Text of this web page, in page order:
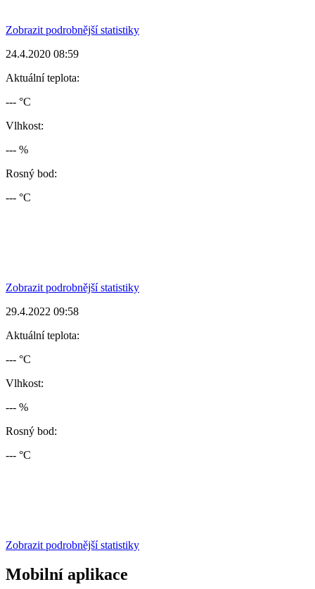
Zobrazit podrobnější statistiky
24.4.2020 08:59
Aktuální teplota:
--- °C
Vlhkost:
--- %
Rosný bod:
--- °C
Zobrazit podrobnější statistiky
29.4.2022 09:58
Aktuální teplota:
--- °C
Vlhkost:
--- %
Rosný bod:
--- °C
Zobrazit podrobnější statistiky
Mobilní aplikace